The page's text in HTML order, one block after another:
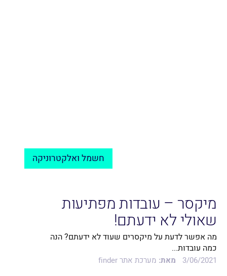
חשמל ואלקטרוניקה
מיקסר – עובדות מפתיעות
שאולי לא ידעתם!
מה אפשר לדעת על מיקסרים שעוד לא ידעתם? הנה
כמה עובדות...
3/06/2021 מאת: מערכת אתר finder